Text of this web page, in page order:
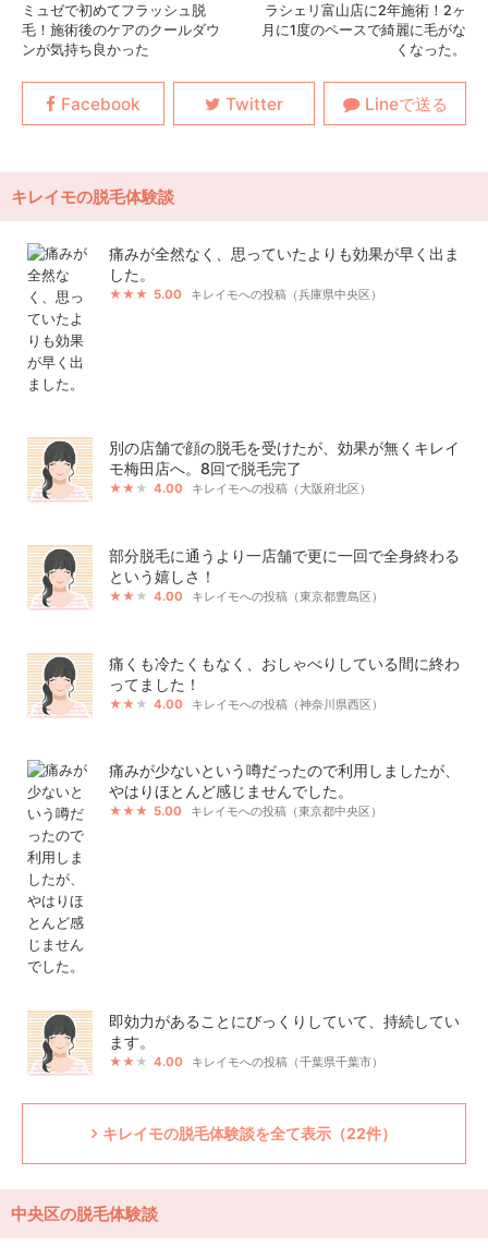
ミュゼで初めてフラッシュ脱
毛！施術後のケアのクールダウ
ンが気持ち良かった
ラシェリ富山店に2年施術！2ヶ
月に1度のペースで綺麗に毛がな
くなった。
キレイモの脱毛体験談
痛みが全然なく、思っていたよりも効果が早く出ま
した。
5.00 キレイモへの投稿（兵庫県中央区）
別の店舗で顔の脱毛を受けたが、効果が無くキレイ
モ梅田店へ。8回で脱毛完了
4.00 キレイモへの投稿（大阪府北区）
部分脱毛に通うより一店舗で更に一回で全身終わる
という嬉しさ！
4.00 キレイモへの投稿（東京都豊島区）
痛くも冷たくもなく、おしゃべりしている間に終わ
ってました！
4.00 キレイモへの投稿（神奈川県西区）
痛みが少ないという噂だったので利用しましたが、
やはりほとんど感じませんでした。
5.00 キレイモへの投稿（東京都中央区）
即効力があることにびっくりしていて、持続してい
ます。
4.00 キレイモへの投稿（千葉県千葉市）
キレイモの脱毛体験談を全て表示（22件）
中央区の脱毛体験談